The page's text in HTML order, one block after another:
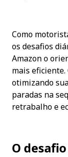
Como
os desafios
Amazon o
mais eficiente.
otimizando
paradas na
retrabalho e
O